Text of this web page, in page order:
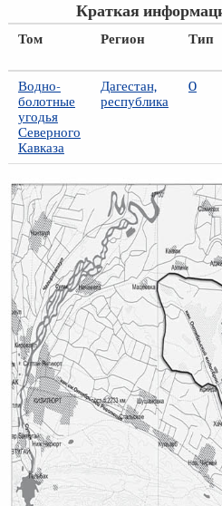
Краткая
Том Регион Тип
Водно-
болотные
угодья
Северного
Кавказа
Дагестан,
республика
O